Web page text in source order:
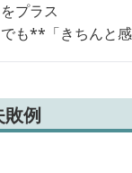
プラス
も**「きちんと
例